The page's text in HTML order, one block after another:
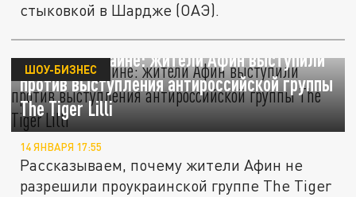
стыковкой в Шардже (ОАЭ).
Пойте на Украине: жители Афин выступили
против выступления антироссийской группы
The Tiger Lilli
ШОУ-БИЗНЕС
14 ЯНВАРЯ 17:55
Рассказываем, почему жители Афин не
разрешили проукраинской группе The Tiger